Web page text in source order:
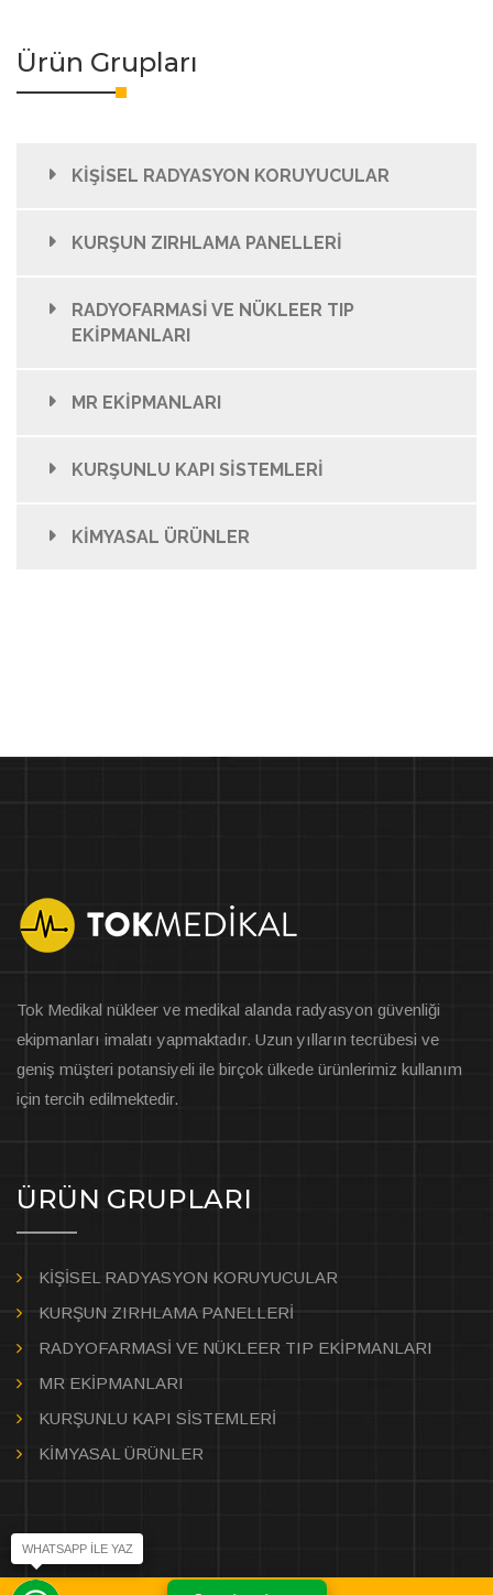
Ürün Grupları
KİŞİSEL RADYASYON KORUYUCULAR
KURŞUN ZIRHLAMA PANELLERİ
RADYOFARMASİ VE NÜKLEER TIP
EKİPMANLARI
MR EKİPMANLARI
KURŞUNLU KAPI SİSTEMLERİ
KİMYASAL ÜRÜNLER
Tok Medikal nükleer ve medikal alanda radyasyon güvenliği
ekipmanları imalatı yapmaktadır. Uzun yılların tecrübesi ve
geniş müşteri potansiyeli ile birçok ülkede ürünlerimiz kullanım
için tercih edilmektedir.
ÜRÜN GRUPLARI
KİŞİSEL RADYASYON KORUYUCULAR
KURŞUN ZIRHLAMA PANELLERİ
RADYOFARMASİ VE NÜKLEER TIP EKİPMANLARI
MR EKİPMANLARI
KURŞUNLU KAPI SİSTEMLERİ
KİMYASAL ÜRÜNLER